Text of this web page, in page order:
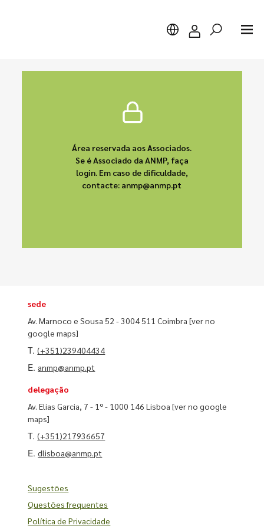
Área reservada aos Associados.
Se é Associado da ANMP, faça
login. Em caso de dificuldade,
contacte: anmp@anmp.pt
sede
Av. Marnoco e Sousa 52 - 3004 511 Coimbra[ver no
google maps]
T.(+351)239404434
E. anmp@anmp.pt
delegação
Av. Elias Garcia, 7 - 1º - 1000 146 Lisboa[ver no google
maps]
T.(+351)217936657
E.dlisboa@anmp.pt
Sugestões
Questões frequentes
Política de Privacidade